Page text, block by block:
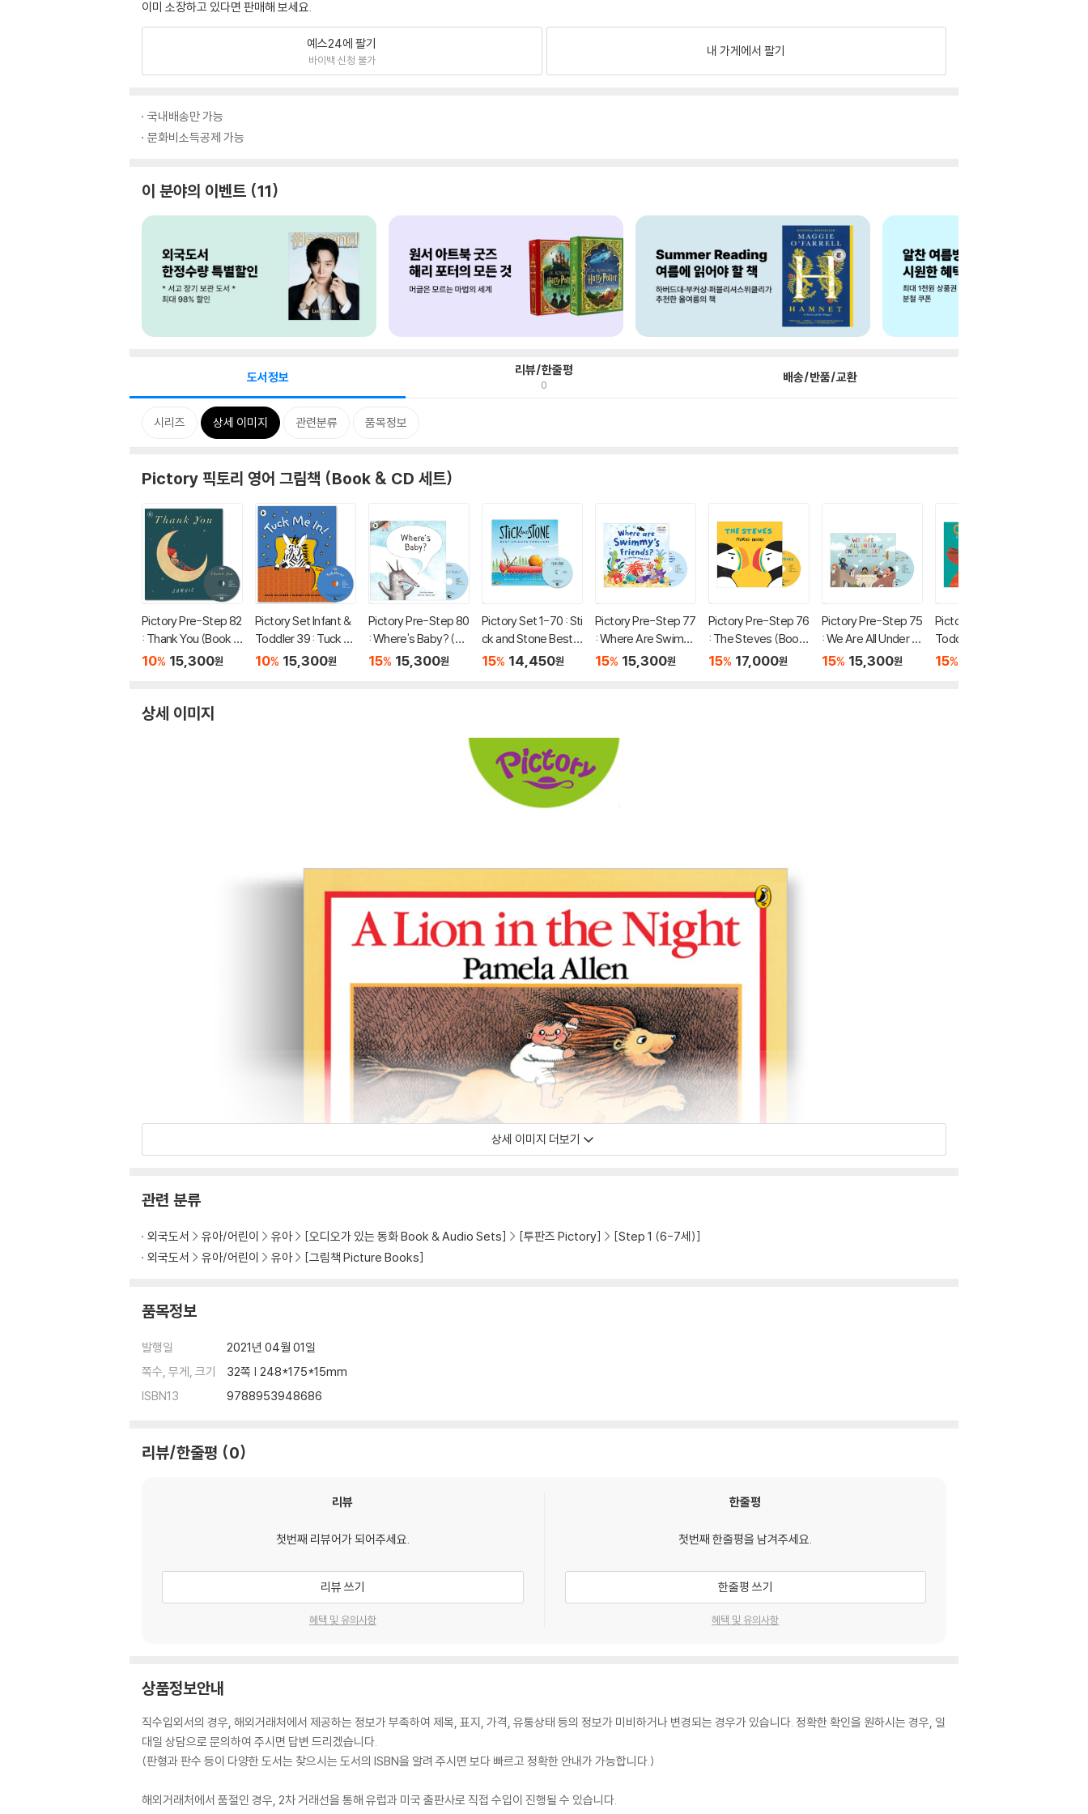
이미 소장하고 있다면 판매해 보세요.
예스24에 팔기
바이백 신청 불가
내 가게에서 팔기
국내배송만 가능
문화비소득공제 가능
이 분야의 이벤트 11
도서정보 리뷰/한줄평
0 배송/반품/교환
시리즈 상세 이미지 관련분류 품목정보
Pictory 픽토리 영어 그림책 (Book & CD 세트)
Pictory Pre-Step 82
: Thank You (Book +
CD)
10% 15,300원
Pictory Set Infant &
Toddler 39 : Tuck M
e In! (Book + CD)
10% 15,300원
Pictory Pre-Step 80
: Where's Baby? (Bo
ok + CD)
15% 15,300원
Pictory Set 1-70 : Sti
ck and Stone Best F
riends Forever! (Bo
15% 14,450원
Pictory Pre-Step 77
: Where Are Swimm
y's Friends (Book +
15% 15,300원
Pictory Pre-Step 76
: The Steves (Book
+ CD)
15% 17,000원
Pictory Pre-Step 75
: We Are All Under O
ne Wide Sky (Book
15% 15,300원
Pictory Set Infant &
Toddler 38 : One Fo
x (Book + CD)
15%
상세 이미지
상세 이미지 더보기
관련 분류
외국도서 유아/어린이 유아 [오디오가 있는 동화 Book & Audio Sets] [투판즈 Pictory]
[Step 1 (6-7세)]
외국도서
유아/어린이 유아 [그림책 Picture Books]
품목정보
발행일
2021년 04월 01일
쪽수, 무게, 크기
32쪽 | 248*175*15mm
ISBN13
9788953948686
리뷰/한줄평 0
리뷰
첫번째 리뷰어가 되어주세요.
리뷰 쓰기
혜택 및 유의사항
한줄평
첫번째 한줄평을 남겨주세요.
한줄평 쓰기
혜택 및 유의사항
상품정보안내
직수입외서의 경우, 해외거래처에서 제공하는 정보가 부족하여 제목, 표지, 가격, 유통상태 등의 정보가 미비하거나 변경되는 경우가 있습니다. 정확한 확인을 원하시는 경우, 일
대일 상담으로 문의하여 주시면 답변 드리겠습니다.
(판형과 판수 등이 다양한 도서는 찾으시는 도서의 ISBN을 알려 주시면 보다 빠르고 정확한 안내가 가능합니다.)
해외거래처에서 품절인 경우, 2차 거래선을 통해 유럽과 미국 출판사로 직접 수입이 진행될 수 있습니다.